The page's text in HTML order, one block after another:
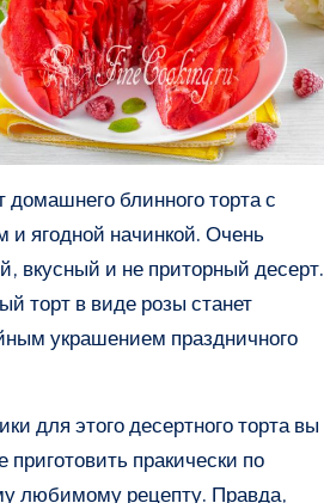
домашнего блинного торта с
и ягодной начинкой. Очень
вкусный и не приторный десерт.
торт в виде розы станет
украшением праздничного
для этого десертного торта вы
приготовить пракически по
любимому рецепту. Правда,